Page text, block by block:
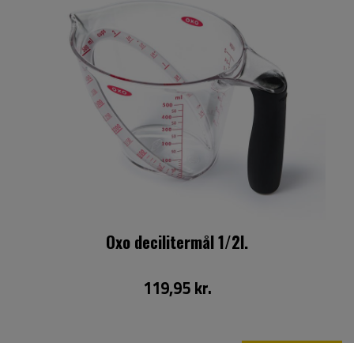
Oxo decilitermål 1/2l.
119,95 kr.